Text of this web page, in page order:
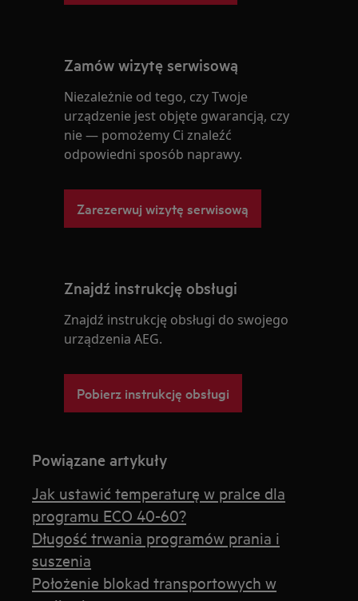
Zamów wizytę serwisową
Niezależnie od tego, czy Twoje
urządzenie jest objęte gwarancją, czy
nie — pomożemy Ci znaleźć
odpowiedni sposób naprawy.
Zarezerwuj wizytę serwisową
Znajdź instrukcję obsługi
Znajdź instrukcję obsługi do swojego
urządzenia AEG.
Pobierz instrukcję obsługi
Powiązane artykuły
Jak ustawić temperaturę w pralce dla
programu ECO 40-60?
Długość trwania programów prania i
suszenia
Położenie blokad transportowych w